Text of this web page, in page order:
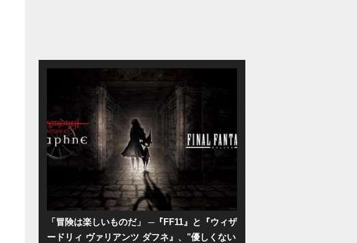
「冒険は楽しいものだ」 ─『FF11』と『ウィザ
ードリィ ヴァリアンツ ダフネ』、"優しくない